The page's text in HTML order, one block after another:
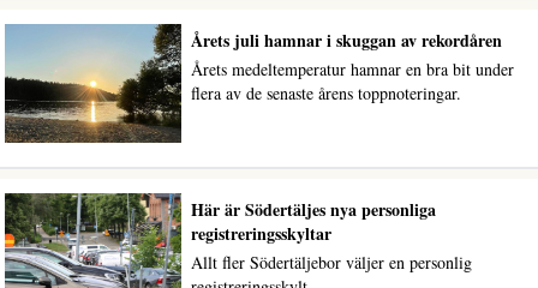
Årets juli hamnar i skuggan av rekordåren
Årets medeltemperatur hamnar en bra bit under
flera av de senaste årens toppnoteringar.
Här är Södertäljes nya personliga
registreringsskyltar
Allt fler Södertäljebor väljer en personlig